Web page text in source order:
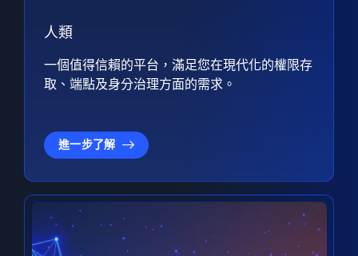
人類
一個值得信賴的平台，滿足您在現代化的權限存
取、端點及身分治理方面的需求。
進一步了解